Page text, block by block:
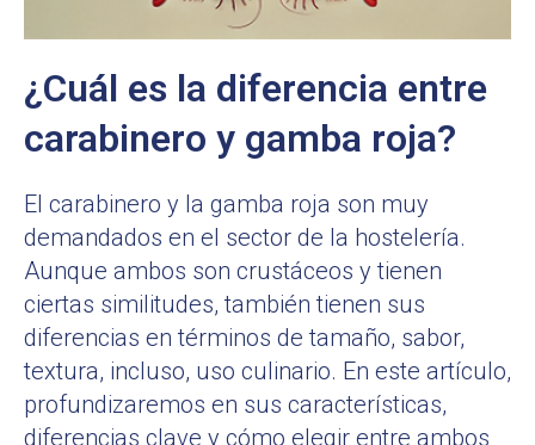
¿Cuál es la diferencia entre
carabinero y gamba roja?
El carabinero y la gamba roja son muy
demandados en el sector de la hostelería.
Aunque ambos son crustáceos y tienen
ciertas similitudes, también tienen sus
diferencias en términos de tamaño, sabor,
textura, incluso, uso culinario. En este artículo,
profundizaremos en sus características,
diferencias clave y cómo elegir entre ambos